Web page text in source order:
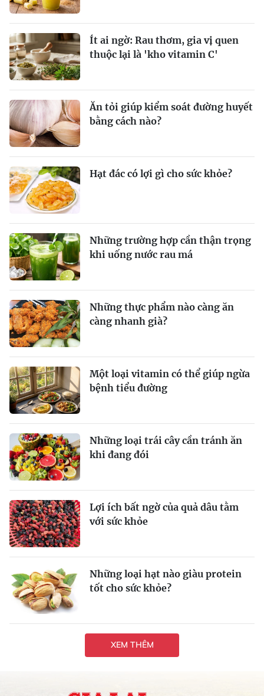
Ít ai ngờ: Rau thơm, gia vị quen
thuộc lại là 'kho vitamin C'
Ăn tỏi giúp kiểm soát đường huyết
bằng cách nào?
Hạt đác có lợi gì cho sức khỏe?
Những trường hợp cần thận trọng
khi uống nước rau má
Những thực phẩm nào càng ăn
càng nhanh già?
Một loại vitamin có thể giúp ngừa
bệnh tiểu đường
Những loại trái cây cần tránh ăn
khi đang đói
Lợi ích bất ngờ của quả dâu tằm
với sức khỏe
Những loại hạt nào giàu protein
tốt cho sức khỏe?
XEM THÊM